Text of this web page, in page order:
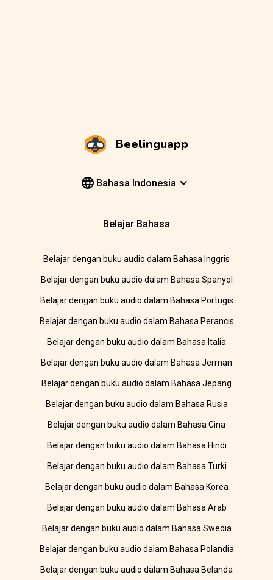
Beelinguapp
Bahasa Indonesia
Belajar Bahasa
Belajar dengan buku audio dalam Bahasa Inggris
Belajar dengan buku audio dalam Bahasa Spanyol
Belajar dengan buku audio dalam Bahasa Portugis
Belajar dengan buku audio dalam Bahasa Perancis
Belajar dengan buku audio dalam Bahasa Italia
Belajar dengan buku audio dalam Bahasa Jerman
Belajar dengan buku audio dalam Bahasa Jepang
Belajar dengan buku audio dalam Bahasa Rusia
Belajar dengan buku audio dalam Bahasa Cina
Belajar dengan buku audio dalam Bahasa Hindi
Belajar dengan buku audio dalam Bahasa Turki
Belajar dengan buku audio dalam Bahasa Korea
Belajar dengan buku audio dalam Bahasa Arab
Belajar dengan buku audio dalam Bahasa Swedia
Belajar dengan buku audio dalam Bahasa Polandia
Belajar dengan buku audio dalam Bahasa Belanda